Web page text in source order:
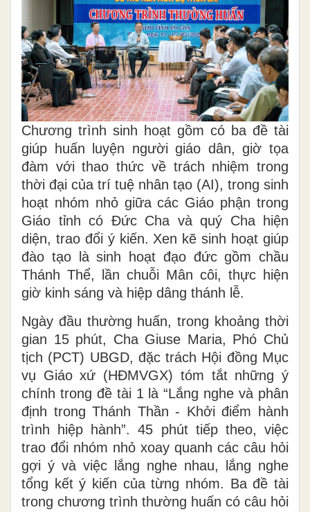
Chương trình sinh hoạt gồm có ba đề tài
giúp huấn luyện người giáo dân, giờ tọa
đàm với thao thức về trách nhiệm trong
thời đại của trí tuệ nhân tạo (AI), trong sinh
hoạt nhóm nhỏ giữa các Giáo phận trong
Giáo tỉnh có Đức Cha và quý Cha hiện
diện, trao đổi ý kiến. Xen kẽ sinh hoạt giúp
đào tạo là sinh hoạt đạo đức gồm chầu
Thánh Thể, lần chuỗi Mân côi, thực hiện
giờ kinh sáng và hiệp dâng thánh lễ.
Ngày đầu thường huấn, trong khoảng thời
gian 15 phút, Cha Giuse Maria, Phó Chủ
tịch (PCT) UBGD, đặc trách Hội đồng Mục
vụ Giáo xứ (HĐMVGX) tóm tắt những ý
chính trong đề tài 1 là “Lắng nghe và phân
định trong Thánh Thần - Khởi điểm hành
trình hiệp hành”. 45 phút tiếp theo, việc
trao đổi nhóm nhỏ xoay quanh các câu hỏi
gợi ý và việc lắng nghe nhau, lắng nghe
tổng kết ý kiến của từng nhóm. Ba đề tài
trong chương trình thường huấn có câu hỏi